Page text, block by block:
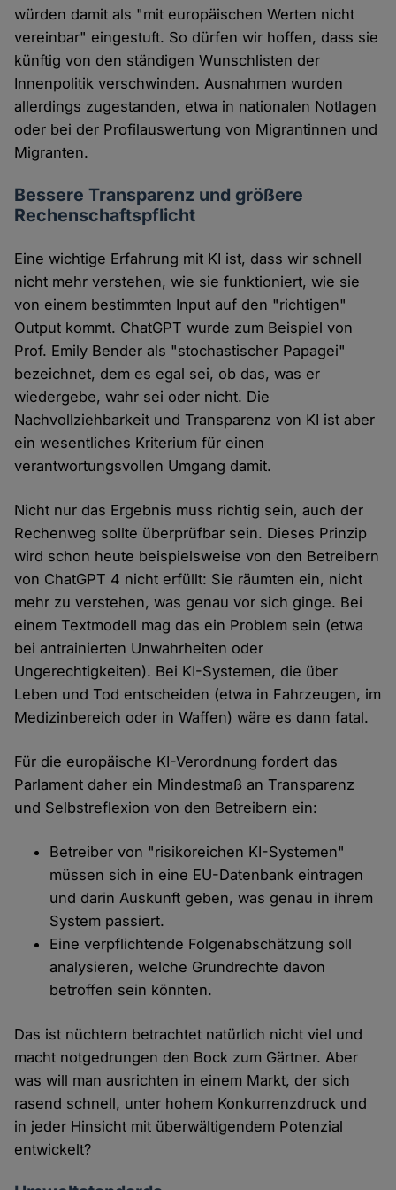
würden damit als "mit europäischen Werten nicht
vereinbar" eingestuft. So dürfen wir hoffen, dass sie
künftig von den ständigen Wunschlisten der
Innenpolitik verschwinden. Ausnahmen wurden
allerdings zugestanden, etwa in nationalen Notlagen
oder bei der Profilauswertung von Migrantinnen und
Migranten.
Bessere Transparenz und größere
Rechenschaftspflicht
Eine wichtige Erfahrung mit KI ist, dass wir schnell
nicht mehr verstehen, wie sie funktioniert, wie sie
von einem bestimmten Input auf den "richtigen"
Output kommt. ChatGPT wurde zum Beispiel von
Prof. Emily Bender als "stochastischer Papagei"
bezeichnet, dem es egal sei, ob das, was er
wiedergebe, wahr sei oder nicht. Die
Nachvollziehbarkeit und Transparenz von KI ist aber
ein wesentliches Kriterium für einen
verantwortungsvollen Umgang damit.
Nicht nur das Ergebnis muss richtig sein, auch der
Rechenweg sollte überprüfbar sein. Dieses Prinzip
wird schon heute beispielsweise von den Betreibern
von ChatGPT 4 nicht erfüllt: Sie räumten ein, nicht
mehr zu verstehen, was genau vor sich ginge. Bei
einem Textmodell mag das ein Problem sein (etwa
bei antrainierten Unwahrheiten oder
Ungerechtigkeiten). Bei KI-Systemen, die über
Leben und Tod entscheiden (etwa in Fahrzeugen, im
Medizinbereich oder in Waffen) wäre es dann fatal.
Für die europäische KI-Verordnung fordert das
Parlament daher ein Mindestmaß an Transparenz
und Selbstreflexion von den Betreibern ein:
Betreiber von "risikoreichen KI-Systemen"
müssen sich in eine EU-Datenbank eintragen
und darin Auskunft geben, was genau in ihrem
System passiert.
Eine verpflichtende Folgenabschätzung soll
analysieren, welche Grundrechte davon
betroffen sein könnten.
Das ist nüchtern betrachtet natürlich nicht viel und
macht notgedrungen den Bock zum Gärtner. Aber
was will man ausrichten in einem Markt, der sich
rasend schnell, unter hohem Konkurrenzdruck und
in jeder Hinsicht mit überwältigendem Potenzial
entwickelt?